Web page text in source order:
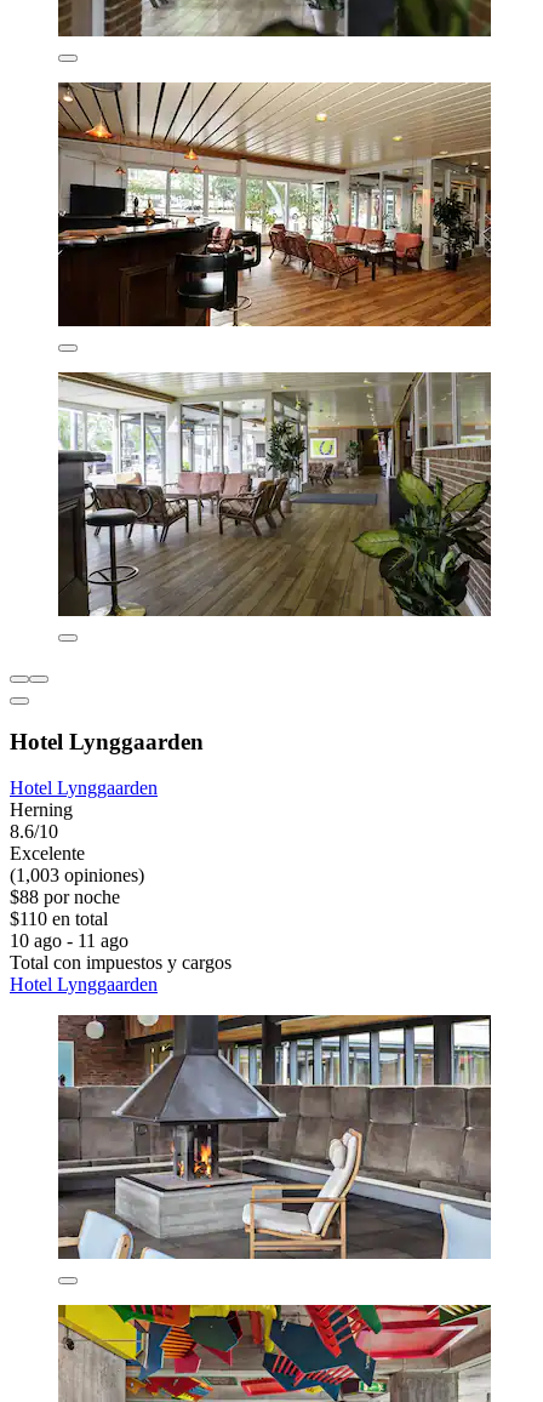
Hotel Lynggaarden
Hotel Lynggaarden
Herning
8.6/10
Excelente
(1,003 opiniones)
$88 por noche
$110 en total
10 ago - 11 ago
Total con impuestos y cargos
Hotel Lynggaarden